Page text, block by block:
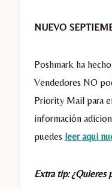
NUEVO
Poshmark ha
Vendedores NO
Priority Mail para
información
puedes leer aqui
Extra tip: ¿Quieres